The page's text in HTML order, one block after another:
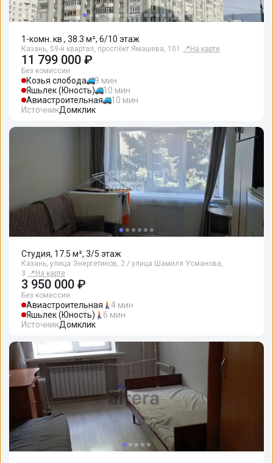
1-комн. кв., 38.3 м², 6/10 этаж
Казань, 59-й квартал, проспект Ямашева, 101 📍 На карте
11 799 000 ₽
Без комиссии
Козья слобода
9 мин
Яшьлек (Юность)
10 мин
Авиастроительная
10 мин
ИсточникДомклик
Студия, 17.5 м², 3/5 этаж
Казань, улица Энергетиков, 2 / улица Шамиля Усманова,
3 📍 На карте
3 950 000 ₽
Без комиссии
Авиастроительная
4 мин
Яшьлек (Юность)
6 мин
ИсточникДомклик